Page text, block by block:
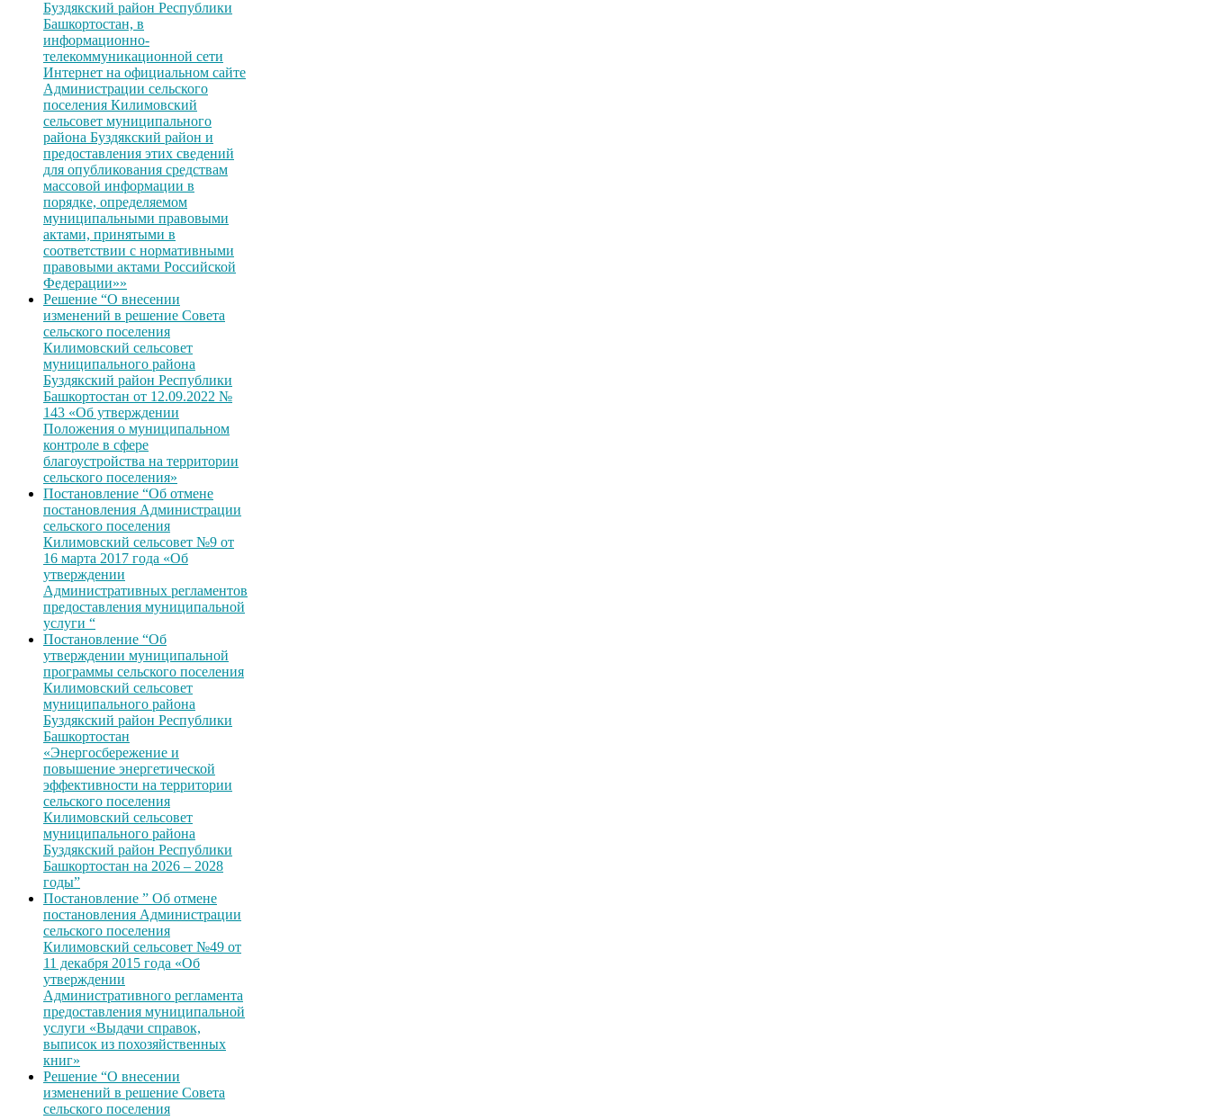
Буздякский район Республики
Башкортостан, в
информационно-
телекоммуникационной сети
Интернет на официальном сайте
Администрации сельского
поселения Килимовский
сельсовет муниципального
района Буздякский район и
предоставления этих сведений
для опубликования средствам
массовой информации в
порядке, определяемом
муниципальными правовыми
актами, принятыми в
соответствии с нормативными
правовыми актами Российской
Федерации»»
Решение “О внесении
изменений в решение Совета
сельского поселения
Килимовский сельсовет
муниципального района
Буздякский район Республики
Башкортостан от 12.09.2022 №
143 «Об утверждении
Положения о муниципальном
контроле в сфере
благоустройства на территории
сельского поселения»
Постановление “Об отмене
постановления Администрации
сельского поселения
Килимовский сельсовет №9 от
16 марта 2017 года «Об
утверждении
Административных регламентов
предоставления муниципальной
услуги “
Постановление “Об
утверждении муниципальной
программы сельского поселения
Килимовский сельсовет
муниципального района
Буздякский район Республики
Башкортостан
«Энергосбережение и
повышение энергетической
эффективности на территории
сельского поселения
Килимовский сельсовет
муниципального района
Буздякский район Республики
Башкортостан на 2026 – 2028
годы”
Постановление ” Об отмене
постановления Администрации
сельского поселения
Килимовский сельсовет №49 от
11 декабря 2015 года «Об
утверждении
Административного регламента
предоставления муниципальной
услуги «Выдачи справок,
выписок из похозяйственных
книг»
Решение “О внесении
изменений в решение Совета
сельского поселения